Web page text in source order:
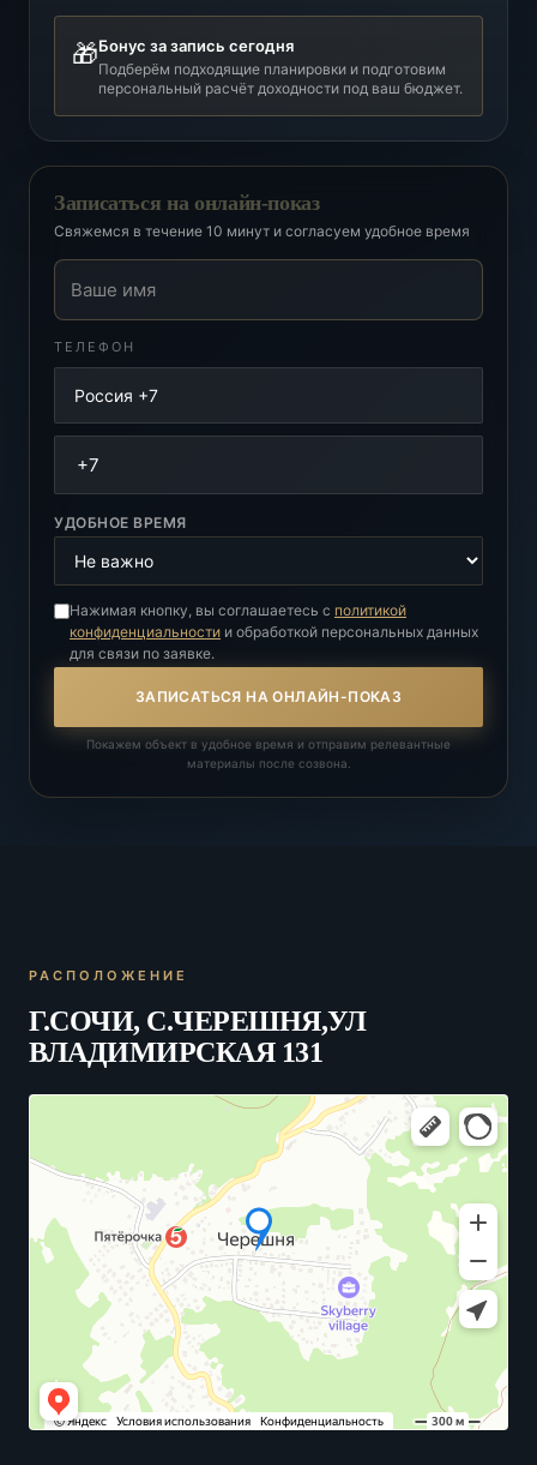
🎁Бонус за запись сегодня
Подберём подходящие планировки и подготовим
персональный расчёт доходности под ваш бюджет.
Записаться на онлайн-показ
Свяжемся в течение 10 минут и согласуем удобное время
Ваше имя
ТЕЛЕФОН
УДОБНОЕ ВРЕМЯ
Нажимая кнопку, вы соглашаетесь с политикой
конфиденциальности и обработкой персональных данных
для связи по заявке.
ЗАПИСАТЬСЯ НА ОНЛАЙН-ПОКАЗ
Покажем объект в удобное время и отправим релевантные
материалы после созвона.
РАСПОЛОЖЕНИЕ
Г.СОЧИ, С.ЧЕРЕШНЯ,УЛ
ВЛАДИМИРСКАЯ 131